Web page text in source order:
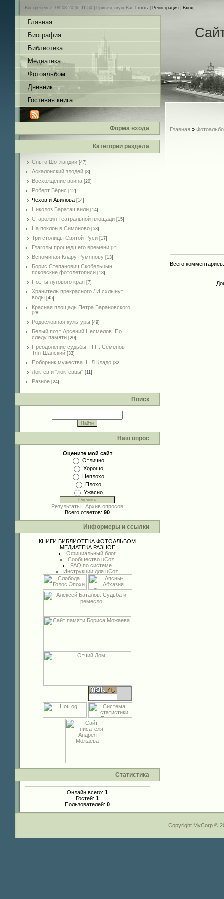
Воскресенье, 09.08.2026, 11:50 | Приветствую Вас Гость Регистрация Вход
Главная
Биография
Библиотека
Медиатека
Фотоальбом
Дневник
Гостевая книга
Форма входа
Категории раздела
Сны о Шотландии [47]
Аскалонский злодей [8]
Восхождение воина [20]
Роберт Бёрнс [12]
Чехов и Авилова [14]
Николоз Бараташвили [14]
Cтарожил Театральной площади [15]
На поклон в Симоново [53]
Три столицы Святой Руси [17]
Глаголы прошедшего времени [21]
Вспоминая Клару Румянову [13]
Борис Степанович Скобельцын:
псковские фотолетописи [18]
Поэты лугового края [7]
Хранитель прекрасного / И схлынут
воды [45]
Красная площадь Петра Барановского
[28]
Родословная культуры [49]
Белый поэт Арсений Несмелов. По
следу памяти [20]
Преодоление судьбы. П.П. Семёнов-
Тян-Шанский [33]
Поборник мужества. Н.Л.Кладо [32]
Локтев и "локтевцы" [11]
Разное [24]
Поиск
Наш опрос
Оцените мой сайт
Отлично
Хорошо
Неплохо
Плохо
Ужасно
Результаты | Архив опросов
Всего ответов: 90
Информеры и ссылки
КНИГИ БИБЛИОТЕКА ФОТОАЛЬБОМ
МЕДИАТЕКА РАЗНОЕ
Официальный блог
Сообщество uCoz
FAQ по системе
Инструкции для uCoz
Статистика
Онлайн всего: 1
Гостей: 1
Пользователей: 0
Главная »
Всего комментариев
Copyright MyCorp ©